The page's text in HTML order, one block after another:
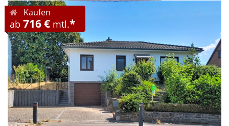
Kaufen
ab 716 € mtl.*